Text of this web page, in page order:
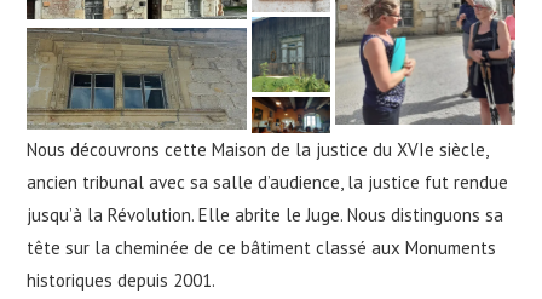
Nous découvrons cette Maison de la justice du XVIe siècle,
ancien tribunal avec sa salle d’audience, la justice fut rendue
jusqu’à la Révolution. Elle abrite le Juge. Nous distinguons sa
tête sur la cheminée de ce bâtiment classé aux Monuments
historiques depuis 2001.